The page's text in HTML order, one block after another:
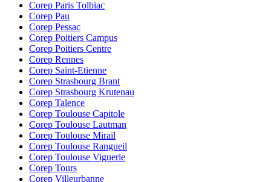
Corep Paris Tolbiac
Corep Pau
Corep Pessac
Corep Poitiers Campus
Corep Poitiers Centre
Corep Rennes
Corep Saint-Etienne
Corep Strasbourg Brant
Corep Strasbourg Krutenau
Corep Talence
Corep Toulouse Capitole
Corep Toulouse Lautman
Corep Toulouse Mirail
Corep Toulouse Rangueil
Corep Toulouse Viguerie
Corep Tours
Corep Villeurbanne